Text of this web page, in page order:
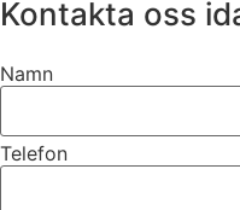
Kontakta oss
Namn
Telefon